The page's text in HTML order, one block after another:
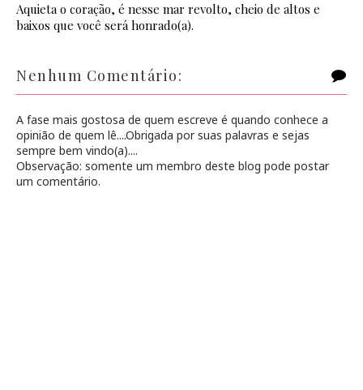
Aquieta o coração, é nesse mar revolto, cheio de altos e
baixos que você será honrado(a).
Nenhum Comentário:
A fase mais gostosa de quem escreve é quando conhece a
opinião de quem lê....Obrigada por suas palavras e sejas
sempre bem vindo(a)....
Observação: somente um membro deste blog pode postar
um comentário.